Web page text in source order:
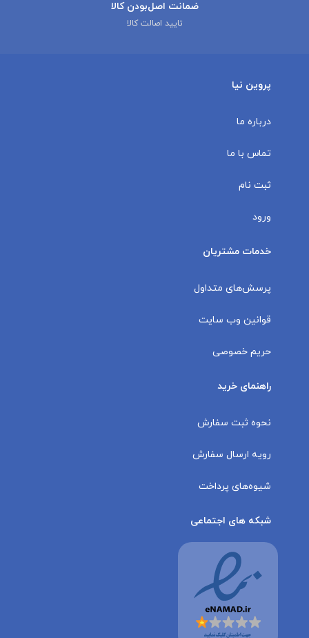
ضمانت اصل‌بودن کالا
تایید اصالت کالا
پروین نیا
درباره ما
تماس با ما
ثبت نام
ورود
خدمات مشتریان
پرسش‌های متداول
قوانین وب سایت
حریم خصوصی
راهنمای خرید
نحوه ثبت سفارش
رویه ارسال سفارش
شیوه‌های پرداخت
شبکه های اجتماعی